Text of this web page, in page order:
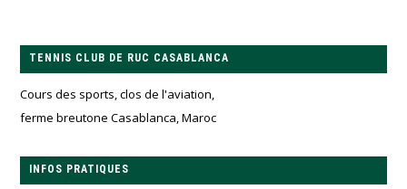
TENNIS CLUB DE RUC CASABLANCA
Cours des sports, clos de l'aviation,
ferme breutone Casablanca, Maroc
INFOS PRATIQUES